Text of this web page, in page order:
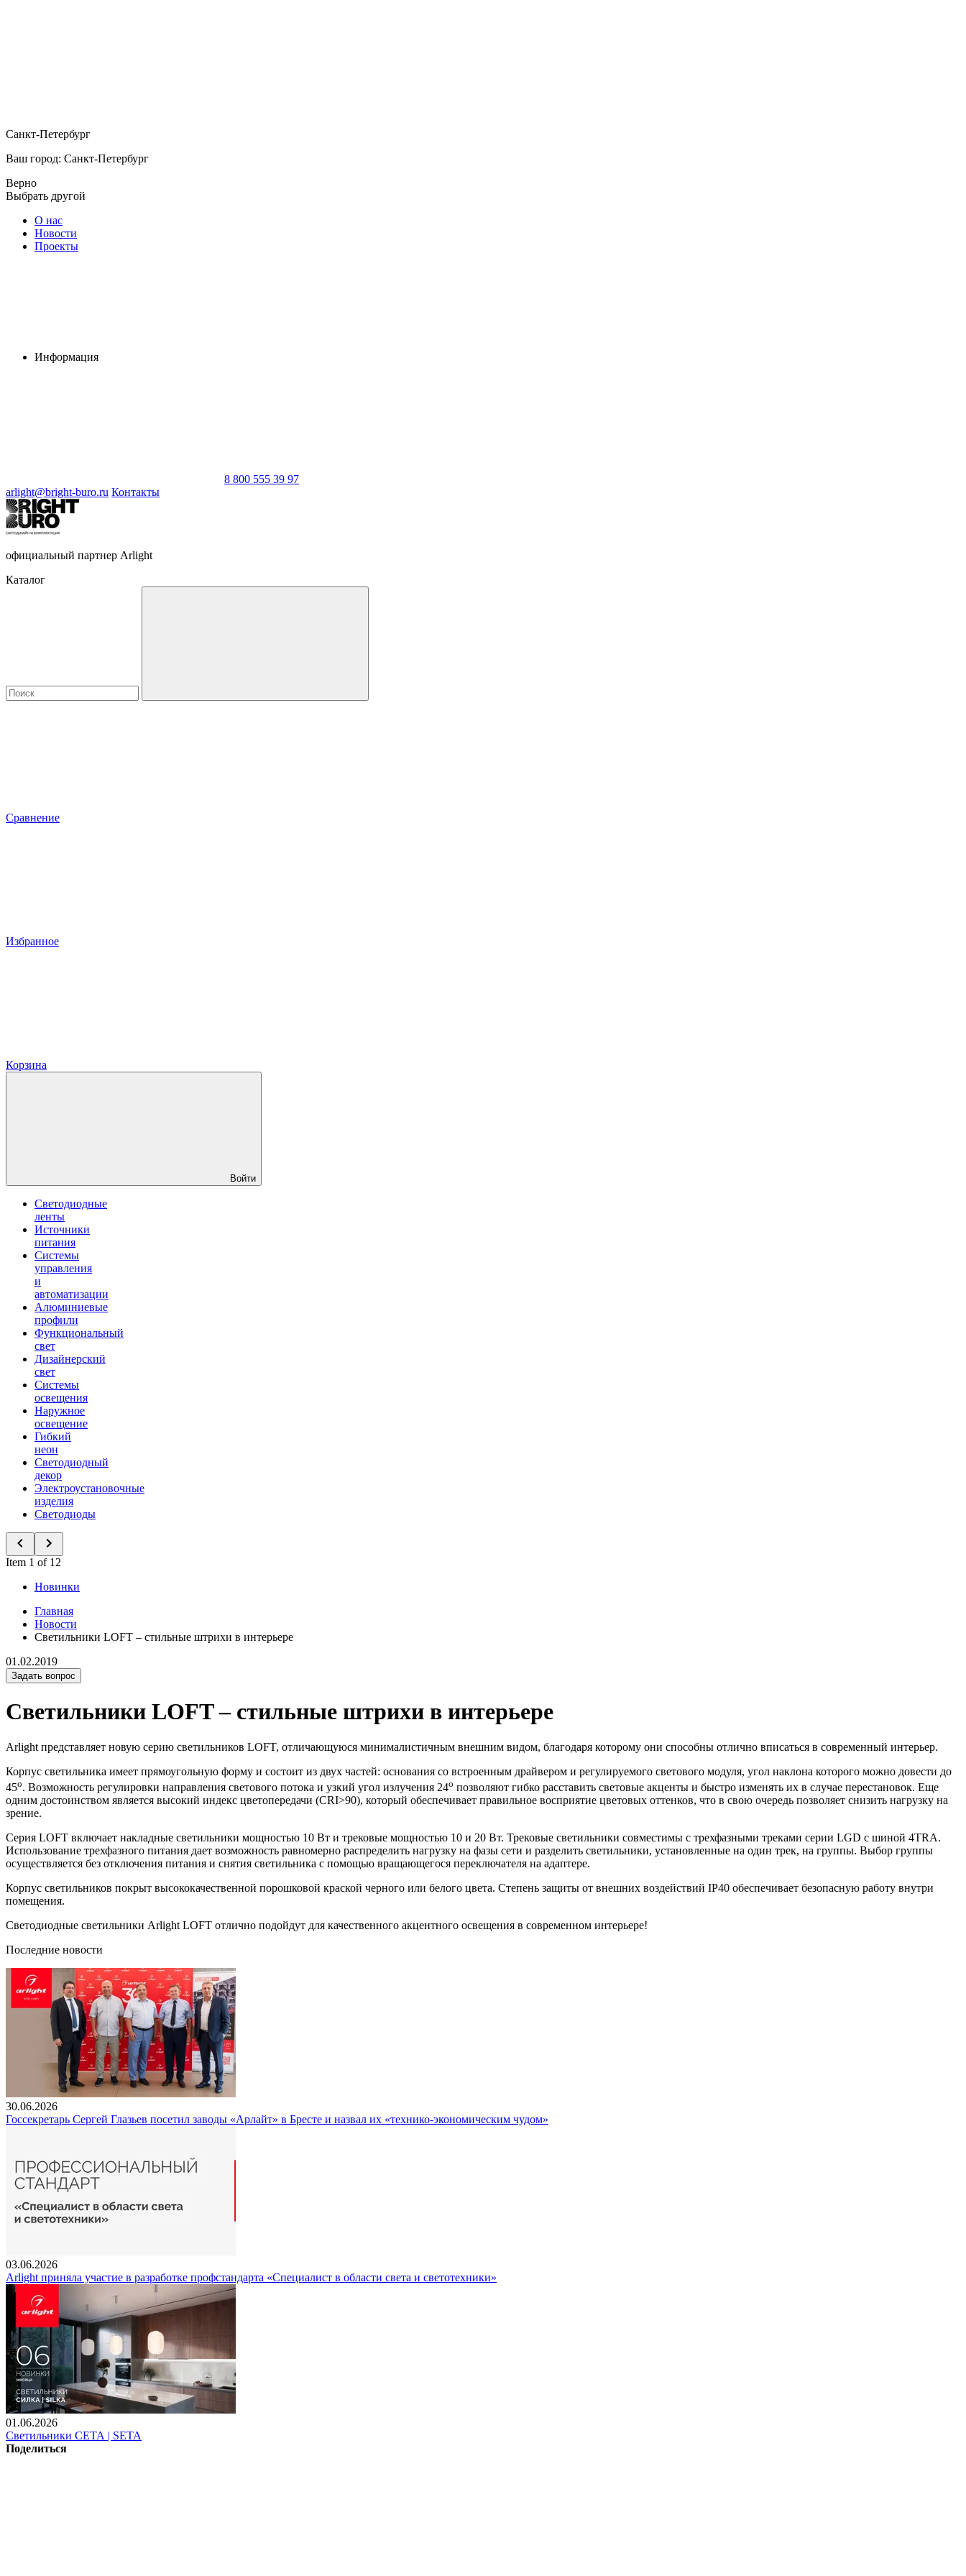
Санкт-Петербург
Ваш город: Санкт-Петербург
Верно
Выбрать другой
О нас
Новости
Проекты
Информация
8 800 555 39 97
arlight@bright-buro.ru Контакты
официальный партнер Arlight
Каталог
Сравнение
Избранное
Корзина
Войти
Светодиодные
ленты
Источники
питания
Системы
управления
и
автоматизации
Алюминиевые
профили
Функциональный
свет
Дизайнерский
свет
Системы
освещения
Наружное
освещение
Гибкий
неон
Светодиодный
декор
Электроустановочные
изделия
Светодиоды
Item 1 of 12
Новинки
Главная
Новости
Светильники LOFT – стильные штрихи в интерьере
01.02.2019
Задать вопрос
Светильники LOFT – стильные штрихи в интерьере
Arlight представляет новую серию светильников LOFT, отличающуюся минималистичным внешним видом, благодаря которому они способны отлично вписаться в современный интерьер.
Корпус светильника имеет прямоугольную форму и состоит из двух частей: основания со встроенным драйвером и регулируемого светового модуля, угол наклона которого можно довести до
45o. Возможность регулировки направления светового потока и узкий угол излучения 24o позволяют гибко расставить световые акценты и быстро изменять их в случае перестановок. Еще
одним достоинством является высокий индекс цветопередачи (CRI>90), который обеспечивает правильное восприятие цветовых оттенков, что в свою очередь позволяет снизить нагрузку на
зрение.
Серия LOFT включает накладные светильники мощностью 10 Вт и трековые мощностью 10 и 20 Вт. Трековые светильники совместимы с трехфазными треками серии LGD с шиной 4TRA.
Использование трехфазного питания дает возможность равномерно распределить нагрузку на фазы сети и разделить светильники, установленные на один трек, на группы. Выбор группы
осуществляется без отключения питания и снятия светильника с помощью вращающегося переключателя на адаптере.
Корпус светильников покрыт высококачественной порошковой краской черного или белого цвета. Степень защиты от внешних воздействий IP40 обеспечивает безопасную работу внутри
помещения.
Светодиодные светильники Arlight LOFT отлично подойдут для качественного акцентного освещения в современном интерьере!
Последние новости
30.06.2026
Госсекретарь Сергей Глазьев посетил заводы «Арлайт» в Бресте и назвал их «технико-экономическим чудом»
03.06.2026
Arlight приняла участие в разработке профстандарта «Специалист в области света и светотехники»
01.06.2026
Светильники СЕТА | SETA
Поделиться